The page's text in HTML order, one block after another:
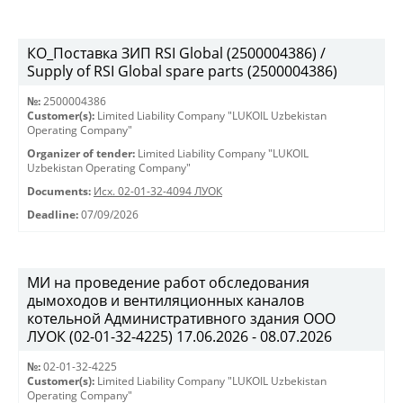
КО_Поставка ЗИП RSI Global (2500004386) /
Supply of RSI Global spare parts (2500004386)
№: 2500004386
Customer(s): Limited Liability Company "LUKOIL Uzbekistan
Operating Company"
Organizer of tender: Limited Liability Company "LUKOIL
Uzbekistan Operating Company"
Documents: Исх. 02-01-32-4094 ЛУОК
Deadline: 07/09/2026
МИ на проведение работ обследования
дымоходов и вентиляционных каналов
котельной Административного здания ООО
ЛУОК (02-01-32-4225) 17.06.2026 - 08.07.2026
№: 02-01-32-4225
Customer(s): Limited Liability Company "LUKOIL Uzbekistan
Operating Company"